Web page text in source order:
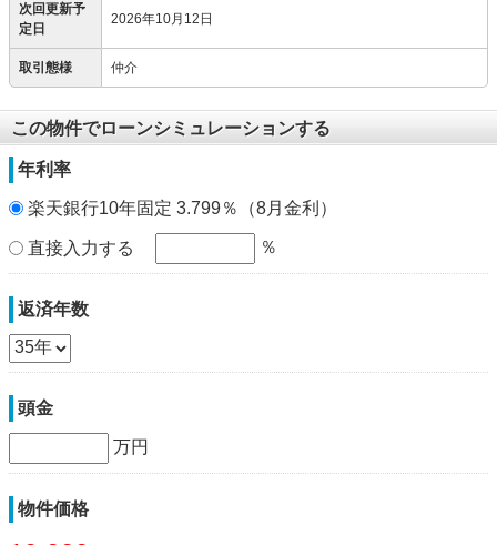
次回更新予
定日
2026年10月12日
取引態様 仲介
この物件でローンシミュレーションする
年利率
楽天銀行10年固定 3.799％（8月金利）
直接入力する ％
返済年数
頭金
万円
物件価格